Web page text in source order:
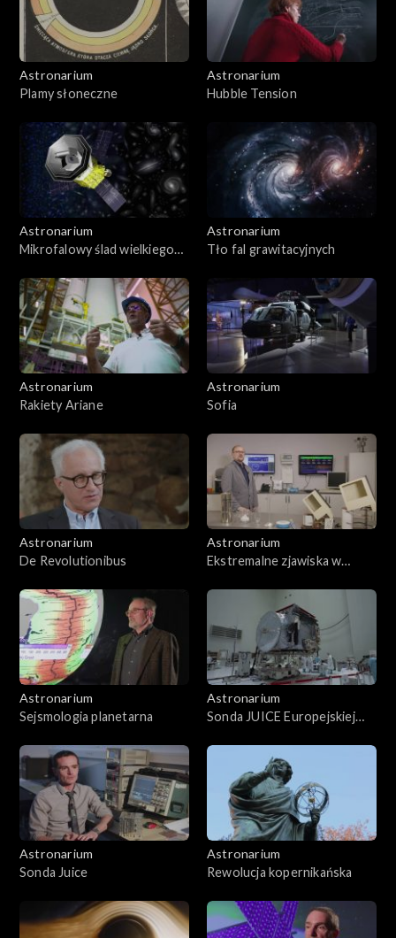
Astronarium
Plamy słoneczne
Astronarium
Hubble Tension
Astronarium
Mikrofalowy ślad wielkiego
Astronarium
Tło fal grawitacyjnych
Astronarium
Rakiety Ariane
Astronarium
Sofia
Astronarium
De Revolutionibus
Astronarium
Ekstremalne zjawiska w
Astronarium
Sejsmologia planetarna
Astronarium
Sonda JUICE Europejskiej
Astronarium
Sonda Juice
Astronarium
Rewolucja kopernikańska